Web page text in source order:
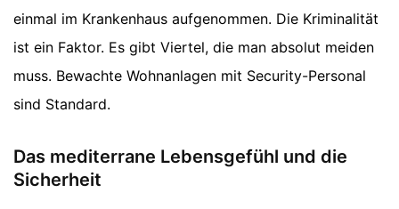
einmal im Krankenhaus aufgenommen. Die Kriminalität
ist ein Faktor. Es gibt Viertel, die man absolut meiden
muss. Bewachte Wohnanlagen mit Security-Personal
sind Standard.
Das mediterrane Lebensgefühl und die
Sicherheit